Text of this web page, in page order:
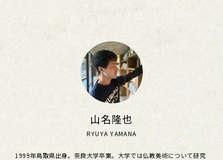
山名隆也
RYUYA YAMANA
1999年鳥取県出身。奈良大学卒業。大学では仏教美術について研究